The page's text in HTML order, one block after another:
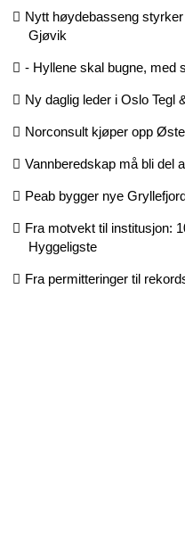
Nytt høydebasseng
Gjøvik
- Hyllene skal bugne, med
Ny daglig leder i Oslo Tegl
Norconsult kjøper opp
Vannberedskap må bli del
Peab bygger nye
Fra motvekt til institusjon:
Hyggeligste
Fra permitteringer til